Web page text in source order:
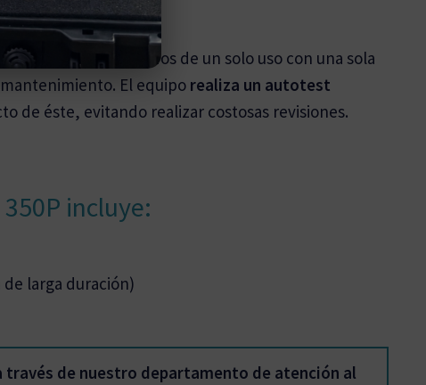
cartucho de electrodos de un solo uso con una sola
El equipo realiza un autotest
de éste, evitando realizar costosas revisiones.
incluye:
de larga duración)
través de nuestro departamento de atención al